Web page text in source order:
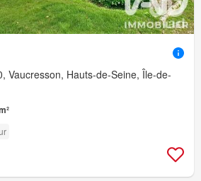
Vaucresson, Hauts-de-Seine, Île-de-